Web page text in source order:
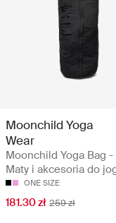
Moonchild Yoga
Wear
Moonchild Yoga Bag -
Maty i akcesoria do
ONE SIZE
181.30 zł 259 zł